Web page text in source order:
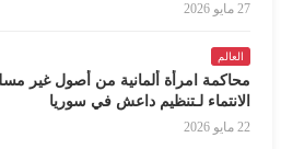
27 مايو 2026
العالم
محاكمة امرأة ألمانية من أصول غير
الانتماء لـتنظيم داعش في سوريا
22 مايو 2026